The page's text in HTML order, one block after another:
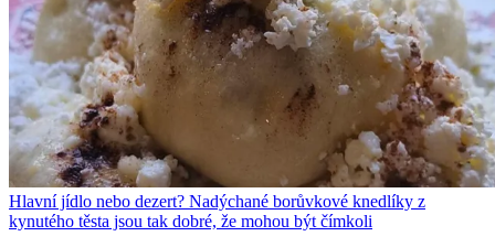
Hlavní jídlo nebo dezert? Nadýchané borůvkové knedlíky z
kynutého těsta jsou tak dobré, že mohou být čímkoli